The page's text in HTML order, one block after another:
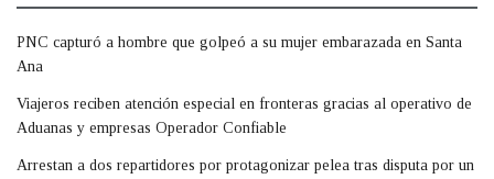
PNC capturó a hombre que golpeó a su mujer embarazada en Santa
Ana
Viajeros reciben atención especial en fronteras gracias al operativo de
Aduanas y empresas Operador Confiable
Arrestan a dos repartidores por protagonizar pelea tras disputa por un